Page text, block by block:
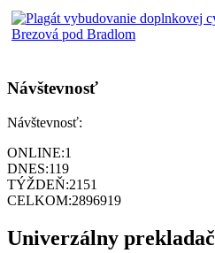
Návštevnosť
Návštevnosť:
ONLINE:1
DNES:119
TÝŽDEŇ:2151
CELKOM:2896919
Univerzálny prekladač